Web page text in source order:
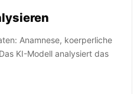
Anamnese, koerperliche
KI-Modell analysiert das